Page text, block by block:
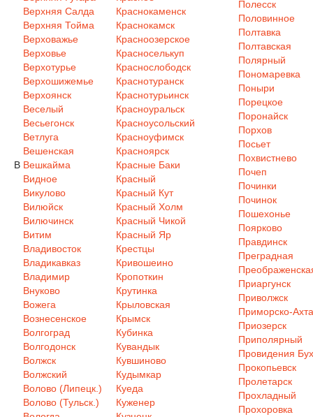
В
Верхняя Салда
Верхняя Тойма
Верховажье
Верховье
Верхотурье
Верхошижемье
Верхоянск
Веселый
Весьегонск
Ветлуга
Вешенская
Вешкайма
Видное
Викулово
Вилюйск
Вилючинск
Витим
Владивосток
Владикавказ
Владимир
Внуково
Вожега
Вознесенское
Волгоград
Волгодонск
Волжск
Волжский
Волово (Липецк.)
Волово (Тульск.)
Краснокаменск
Краснокамск
Красноозерское
Красноселькуп
Краснослободск
Краснотуранск
Краснотурьинск
Красноуральск
Красноусольский
Красноуфимск
Красноярск
Красные Баки
Красный
Красный Кут
Красный Холм
Красный Чикой
Красный Яр
Крестцы
Кривошеино
Кропоткин
Крутинка
Крыловская
Крымск
Кубинка
Кувандык
Кувшиново
Кудымкар
Куеда
Куженер
Полесск
Половинное
Полтавка
Полтавская
Полярный
Пономаревка
Поныри
Порецкое
Поронайск
Порхов
Посьет
Похвистнево
Почеп
Починки
Починок
Пошехонье
Поярково
Правдинск
Преградная
Приаргунск
Приволжск
Приморско-
Приозерск
Приполярный
Провидения
Прокопьевск
Пролетарск
Прохладный
Прохоровка